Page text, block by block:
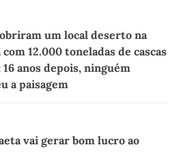
um local deserto na
com 12.000 toneladas de cascas
anos depois, ninguém
a paisagem
vai gerar bom lucro ao